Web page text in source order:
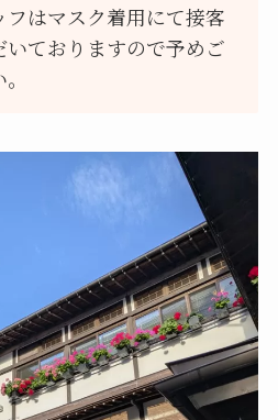
フはマスク着用にて接客
いておりますので予めご